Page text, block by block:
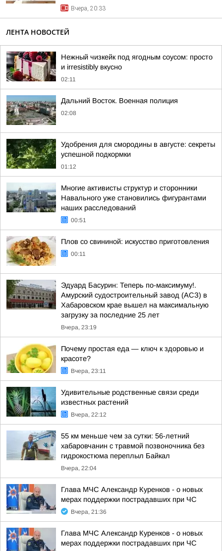
Вчера, 20:33
ЛЕНТА НОВОСТЕЙ
Нежный чизкейк под ягодным соусом: просто
и irresistibly вкусно
02:11
Дальний Восток. Военная полиция
02:08
Удобрения для смородины в августе: секреты
успешной подкормки
01:12
Многие активисты структур и сторонники
Навального уже становились фигурантами
наших расследований
00:51
Плов со свининой: искусство приготовления
00:11
Эдуард Басурин: Теперь по-максимуму!.
Амурский судостроительный завод (АСЗ) в
Хабаровском крае вышел на максимальную
загрузку за последние 25 лет
Вчера, 23:19
Почему простая еда — ключ к здоровью и
красоте?
Вчера, 23:11
Удивительные родственные связи среди
известных растений
Вчера, 22:12
55 км меньше чем за сутки: 56-летний
хабаровчанин с травмой позвоночника без
гидрокостюма переплыл Байкал
Вчера, 22:04
Глава МЧС Александр Куренков - о новых
мерах поддержки пострадавших при ЧС
Вчера, 21:36
Глава МЧС Александр Куренков - о новых
мерах поддержки пострадавших при ЧС